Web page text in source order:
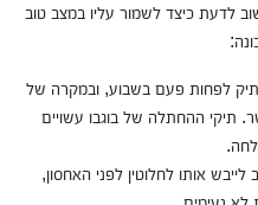
לדעת כיצד לשמור עליו במצב טוב
לפחות פעם בשבוע, ובמקרה של
תיקי ההחתלה של בוגבו עשויים
אותו לחלוטין לפני האחסון,